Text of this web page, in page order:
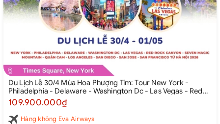
Du Lịch Lễ 30/4 Mùa Hoa Phượng Tím: Tour New York -
Philadelphia - Delaware - Washington Dc - Las Vegas - Red
Rock Canyon - Seven Magic Mountain - Quận Cam - Los
Angeles - San Diego - San Jose - San Francisco từ Hà Nội
2026
109.900.000₫
Hàng không Eva Airways